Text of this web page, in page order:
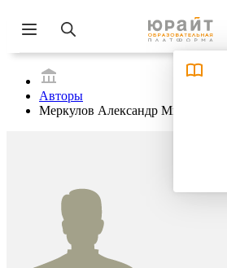
Авторы
Меркулов Александр Михайлович